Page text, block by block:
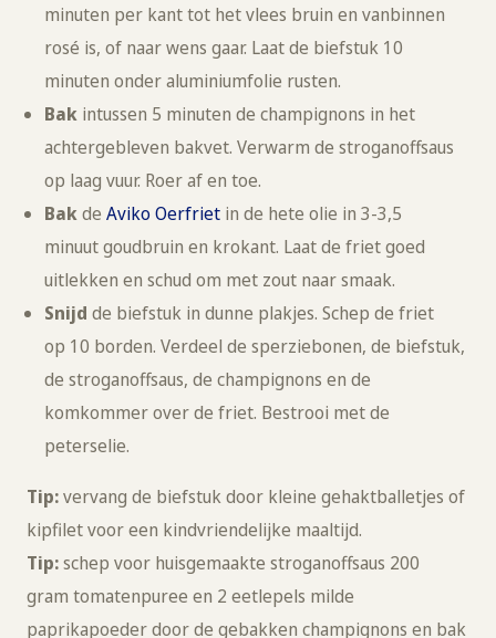
minuten per kant tot het vlees bruin en vanbinnen
rosé is, of naar wens gaar. Laat de biefstuk 10
minuten onder aluminiumfolie rusten.
Bak intussen 5 minuten de champignons in het
achtergebleven bakvet. Verwarm de stroganoffsaus
op laag vuur. Roer af en toe.
Bakde Aviko Oerfriet in de hete olie in 3-3,5
minuut goudbruin en krokant. Laat de friet goed
uitlekken en schud om met zout naar smaak.
Snijd de biefstuk in dunne plakjes. Schep de friet
op 10 borden. Verdeel de sperziebonen, de biefstuk,
de stroganoffsaus, de champignons en de
komkommer over de friet. Bestrooi met de
peterselie.
Tip:vervang de biefstuk door kleine gehaktballetjes of
kipfilet voor een kindvriendelijke maaltijd.
Tip:schep voor huisgemaakte stroganoffsaus 200
gram tomatenpuree en 2 eetlepels milde
paprikapoeder door de gebakken champignons en bak